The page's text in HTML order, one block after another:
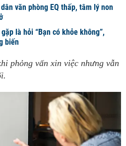
văn phòng EQ thấp, tâm lý non
là hỏi “Bạn có khỏe không”,
biến
phỏng vấn xin việc nhưng vẫn